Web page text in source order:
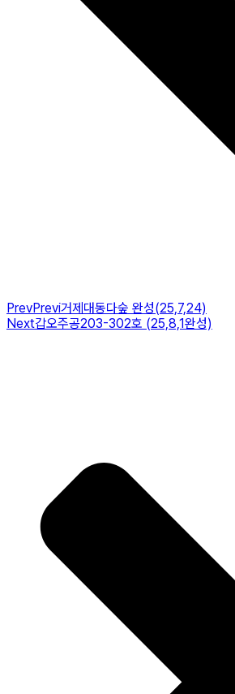
PrevPrevi거제대동다숲 완성(25,7,24)
Next갑오주공203-302호 (25,8,1완성)